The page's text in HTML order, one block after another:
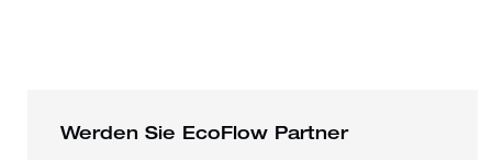
Werden Sie EcoFlow Partner